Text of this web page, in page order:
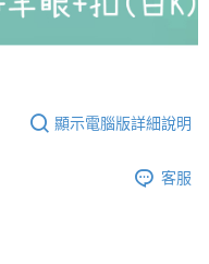
顯示電腦版詳細說明
客服